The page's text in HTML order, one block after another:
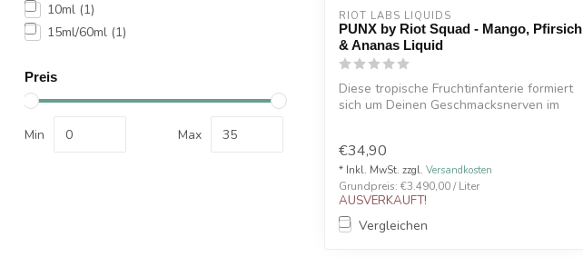
10ml (1)
15ml/60ml (1)
Preis
Min Max
RIOT LABS LIQUIDS
PUNX by Riot Squad - Mango, Pfirsich
& Ananas Liquid
Diese tropische Fruchtinfanterie formiert
sich um Deinen Geschmacksnerven im
€34,90
* Inkl. MwSt. zzgl. Versandkosten
Grundpreis: €3.490,00 / Liter
AUSVERKAUFT!
Vergleichen